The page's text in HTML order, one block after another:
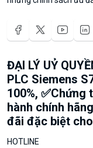
ĐẠI LÝ UỶ
PLC Siemens
100%, ✅Chứng
hành chính
đãi đặc biệt
HOTLINE